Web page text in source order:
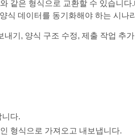
같은 형식으로 교환할 수 있습니
식 데이터를 동기화해야 하는 시나
기, 양식 구조 수정, 제출 작업 추
다.
형식으로 가져오고 내보냅니다.